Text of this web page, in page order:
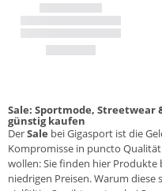
Sale: Sportmode, Streetwear
günstig kaufen
DerSale bei Gigasport ist die
Kompromisse in puncto
wollen: Sie finden hier
niedrigen Preisen. Warum diese